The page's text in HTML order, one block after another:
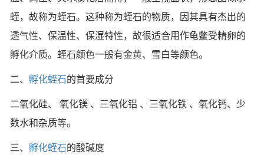
蛭，故称为蛭石。这种称为蛭石的物质，因其具有杰出的
透气性、保温性、保湿特性，故很适合用作龟鳖受精卵的
孵化介质。蛭石颜色一般有金黄、雪白等颜色。
二、 孵化蛭石的首要成分
二氧化硅、 氧化镁 、三氧化铝 、三氧化铁 、氧化钙、少
数水和杂质等。
三、 孵化蛭石的酸碱度